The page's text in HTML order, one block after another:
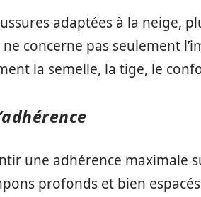
adaptées à la neige,
concerne pas seulement
la semelle, la tige, le
une adhérence maximale
profonds et bien